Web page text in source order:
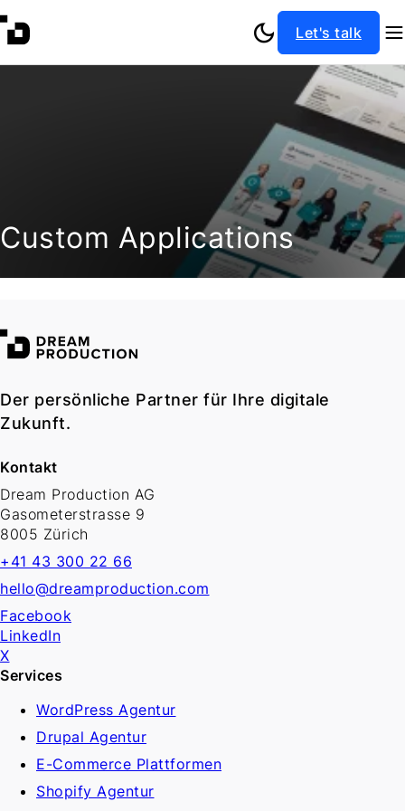
Let's talk
Custom Applications
Der persönliche Partner für Ihre digitale
Zukunft.
Kontakt
Dream Production AG
Gasometerstrasse 9
8005 Zürich
+41 43 300 22 66
hello@dreamproduction.com
Facebook
LinkedIn
X
Services
WordPress Agentur
Drupal Agentur
E-Commerce Plattformen
Shopify Agentur